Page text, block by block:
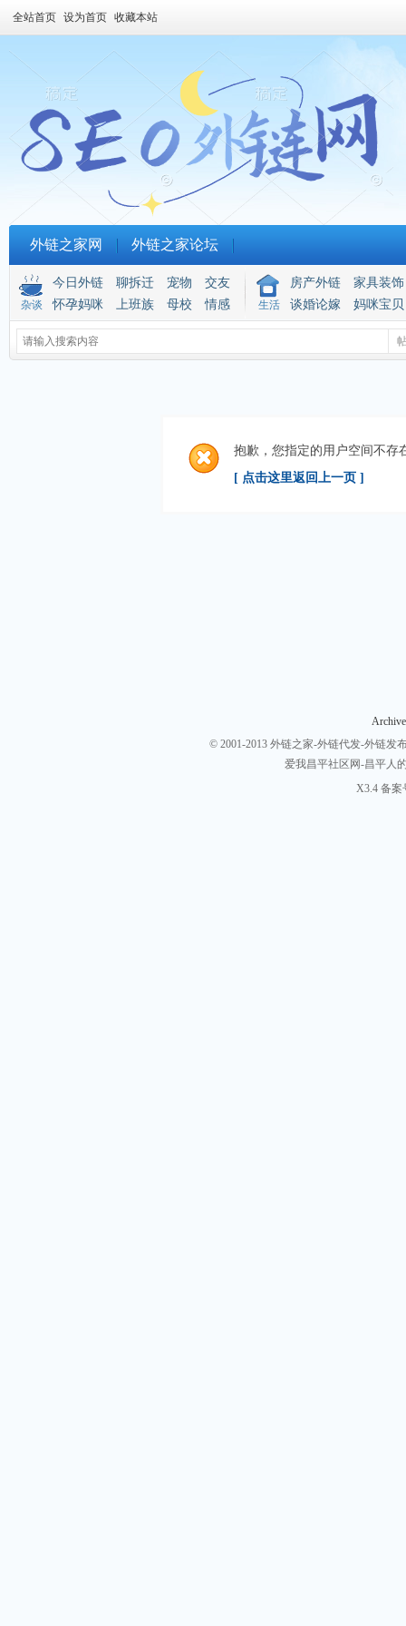
全站首页 设为首页 收藏本站
外链之家网 外链之家论坛
杂谈
今日外链 聊拆迁 宠物
交友
怀孕妈咪
上班族 母校 情感 生活
房产外链
家具装饰
谈婚论嫁
妈咪宝贝
抱歉，您指定的用户空间不存
[ 点击这里返回上一页 ]
© 2001-2013 外链之家-外链代发-外链发
爱我昌平社区网-昌平人
X3.4 备案